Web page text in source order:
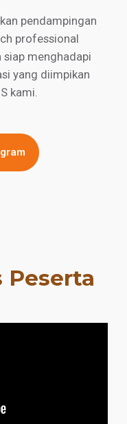
pendampingan
professional
siap menghadapi
yang diimpikan
kami.
Peserta